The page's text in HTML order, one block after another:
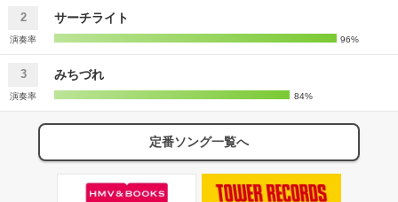
2 サーチライト
演奏率 96%
3 みちづれ
演奏率 84%
定番ソング一覧へ